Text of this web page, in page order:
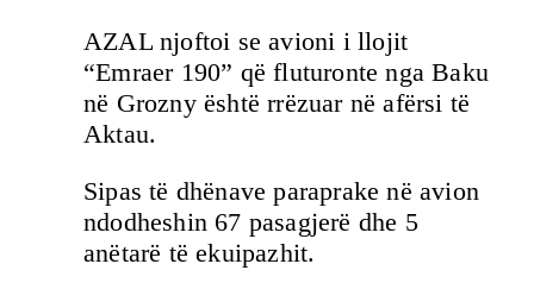
AZAL njoftoi se avioni i llojit
“Emraer 190” që fluturonte nga Baku
në Grozny është rrëzuar në afërsi të
Aktau.
Sipas të dhënave paraprake në avion
ndodheshin 67 pasagjerë dhe 5
anëtarë të ekuipazhit.